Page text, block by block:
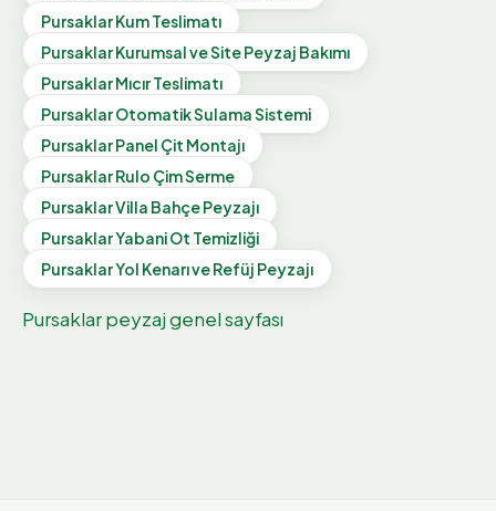
PursaklarKum Teslimatı
PursaklarKurumsal ve Site Peyzaj Bakımı
PursaklarMıcır Teslimatı
PursaklarOtomatik Sulama Sistemi
PursaklarPanel Çit Montajı
PursaklarRulo Çim Serme
PursaklarVilla Bahçe Peyzajı
PursaklarYabani Ot Temizliği
PursaklarYol Kenarı ve Refüj Peyzajı
Pursaklarpeyzaj genel sayfası